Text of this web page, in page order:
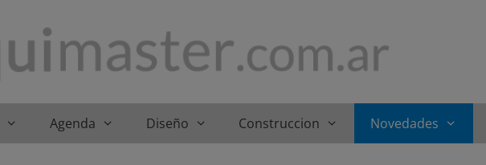
Agenda Diseño Construccion Novedades